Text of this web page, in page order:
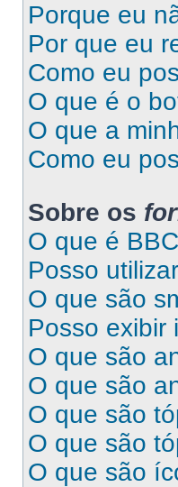
Porque eu
Por que eu
Como eu
O que é o
O que a
Como eu
Sobre os
O que é
Posso
O que são
Posso exibir
O que são
O que são
O que são
O que são
O que são